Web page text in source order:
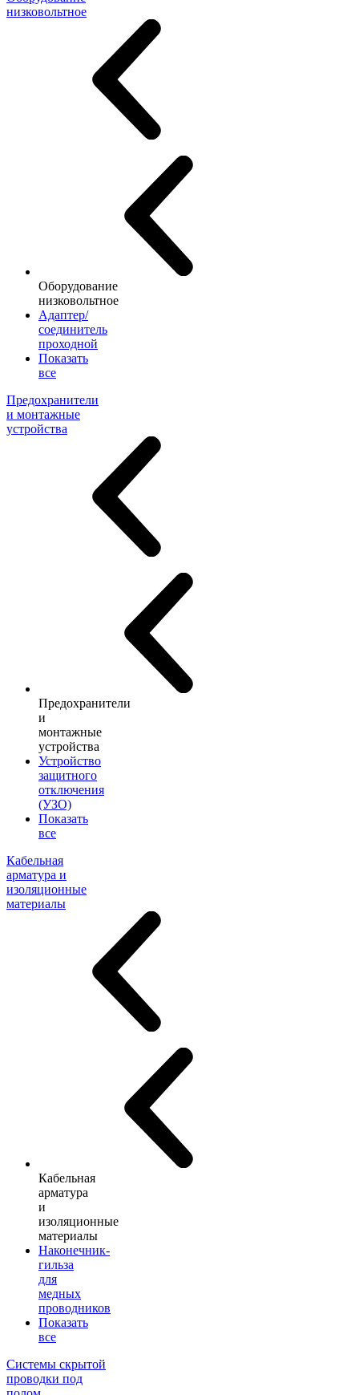
низковольтное
Оборудование
низковольтное
Адаптер/
соединитель
проходной
Показать
все
Предохранители
и монтажные
устройства
Предохранители
и
монтажные
устройства
Устройство
защитного
отключения
(УЗО)
Показать
все
Кабельная
арматура и
изоляционные
материалы
Кабельная
арматура
и
изоляционные
материалы
Наконечник-
гильза
для
медных
проводников
Показать
все
Системы скрытой
проводки под